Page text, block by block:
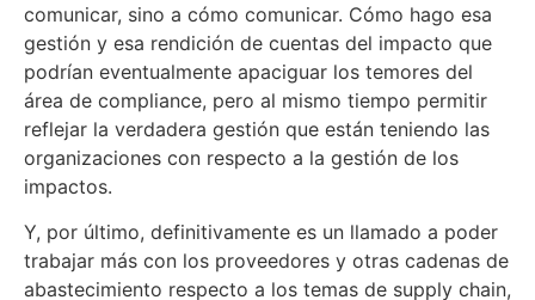
comunicar, sino a cómo comunicar. Cómo hago esa
gestión y esa rendición de cuentas del impacto que
podrían eventualmente apaciguar los temores del
área de compliance, pero al mismo tiempo permitir
reflejar la verdadera gestión que están teniendo las
organizaciones con respecto a la gestión de los
impactos.
Y, por último, definitivamente es un llamado a poder
trabajar más con los proveedores y otras cadenas de
abastecimiento respecto a los temas de supply chain,